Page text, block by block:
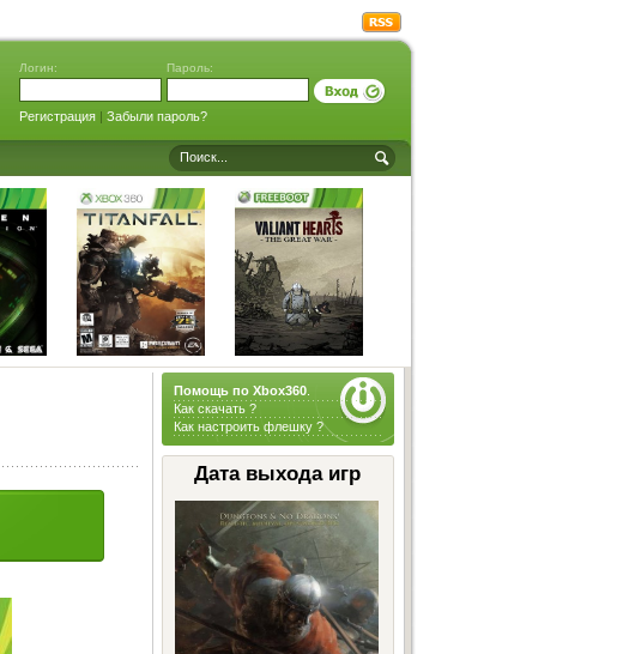
Логин: Пароль:
Регистрация| Забыли пароль?
Помощь по Xbox360.
Как скачать ?
Как настроить флешку ?
Дата выхода игр